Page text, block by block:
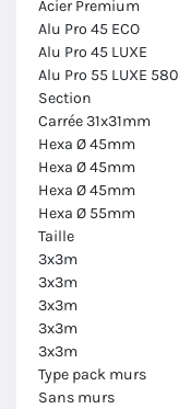
Acier Premium
Alu Pro 45 ECO
Alu Pro 45 LUXE
Alu Pro 55 LUXE 580
Section
Carrée 31x31mm
Hexa Ø 45mm
Hexa Ø 45mm
Hexa Ø 45mm
Hexa Ø 55mm
Taille
3x3m
3x3m
3x3m
3x3m
3x3m
Type pack murs
Sans murs